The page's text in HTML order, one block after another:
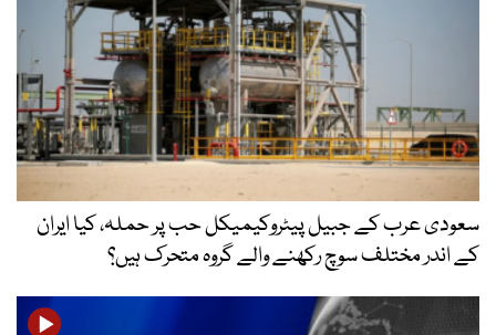
سعودی عرب کے جبیل پیٹروکیمیکل حب پر حملہ، کیا ایران
کے اندر مختلف سوچ رکھنے والے گروہ متحرک ہیں؟